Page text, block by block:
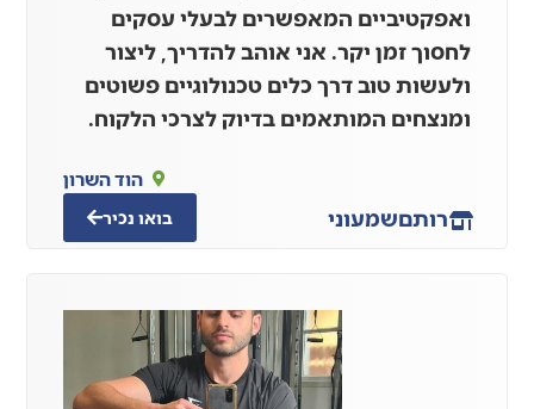
ואפקטיביים המאפשרים לבעלי עסקים
לחסוך זמן יקר. אני אוהב להדריך, ליצור
ולעשות טוב דרך כלים טכנולוגיים פשוטים
ומנצחים המותאמים בדיוק לצרכי הלקוח.
רותםשמעוני
הוד השרון
בואו נכיר